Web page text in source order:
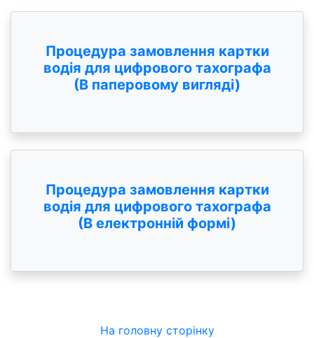
Процедура замовлення картки
водія для цифрового тахографа
(В паперовому вигляді)
Процедура замовлення картки
водія для цифрового тахографа
(В електронній формі)
На головну сторінку